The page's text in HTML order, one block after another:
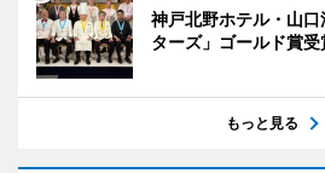
神戸北野ホテル・山
ターズ」ゴールド賞受
もっと見る